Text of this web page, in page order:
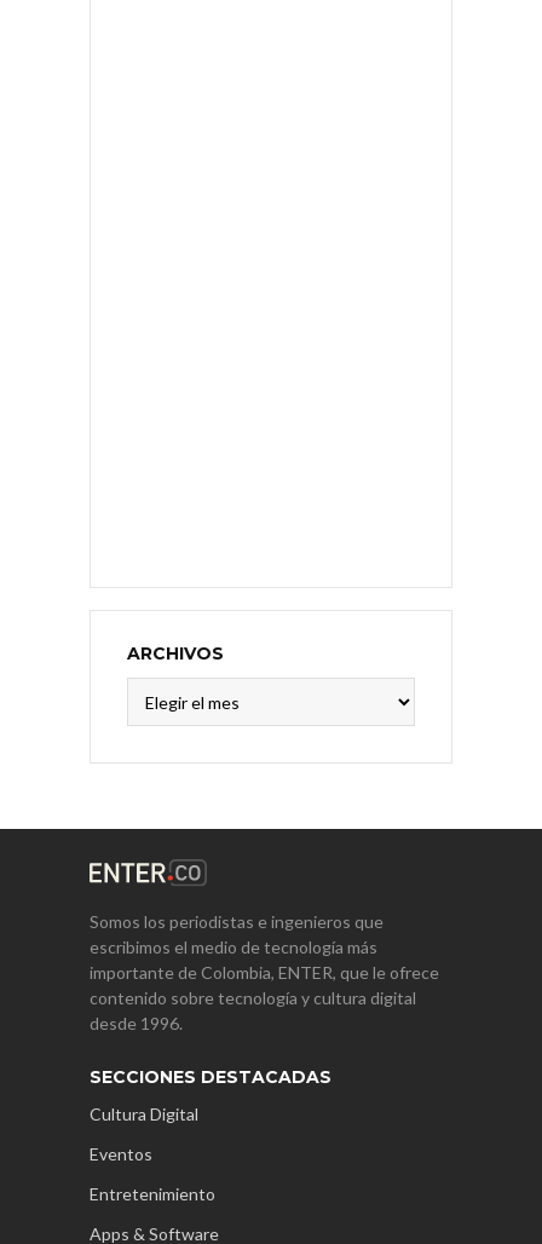
ARCHIVOS
Somos los periodistas e ingenieros que
escribimos el medio de tecnología más
importante de Colombia, ENTER, que le ofrece
contenido sobre tecnología y cultura digital
desde 1996.
SECCIONES DESTACADAS
Cultura Digital
Eventos
Entretenimiento
Apps & Software